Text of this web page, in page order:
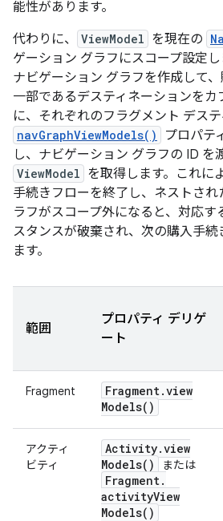
能性があります。
代わりに、
ViewModel を現在の
ゲーション グラフにスコープ設定
ナビゲーション グラフを作成して
一部であるデスティネーションをカ
に、それぞれのフラグメント デス
navGraphViewModels()
プロパテ
し、ナビゲーション グラフの ID を
ViewModel を取得します。これに
手続きフローを終了し、ネストさ
ラフがスコープ外になると、対応す
スタンスが破棄され、次の購入手続
ます。
範囲
プロパティ デリゲ
ート
Fragment Fragment.view
Models( )
アクティ
ビティ
Activity.view
Models( ) または
Fragment.
activityView
Models( )